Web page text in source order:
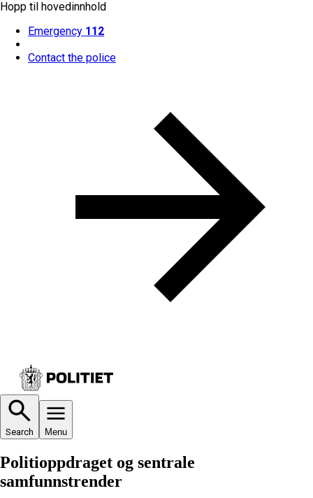
Hopp til hovedinnhold
Emergency 112
Contact the police
Search Menu
Politioppdraget og sentrale
samfunnstrender